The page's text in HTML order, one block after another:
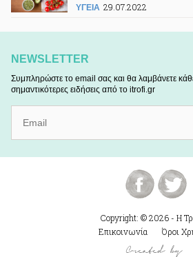
ΥΓΕΙΑ 29.07.2022
NEWSLETTER
Συμπληρώστε το email σας και θα λαμβάνετε
σημαντικότερες ειδήσεις από το itrofi.gr
Copyright: © 2026 - Η
Επικοινωνία
Όροι